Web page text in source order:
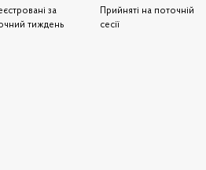
за
тиждень
Прийняті на поточній
сесії